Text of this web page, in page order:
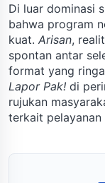
Di luar dominasi
bahwa program
kuat. Arisan,
spontan antar
format yang
Lapor Pak! di
rujukan
terkait pelayanan